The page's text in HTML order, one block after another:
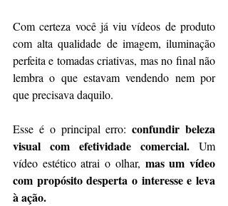
Com certeza você já viu vídeos de produto
com alta qualidade de imagem, iluminação
perfeita e tomadas criativas, mas no final não
lembra o que estavam vendendo nem por
que precisava daquilo.
Esse é o principal erro: confundir beleza
visual com efetividade comercial. Um
vídeo estético atrai o olhar, mas um vídeo
com propósito desperta o interesse e leva
à ação.